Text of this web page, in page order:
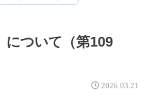
について（第109
2026.03.21